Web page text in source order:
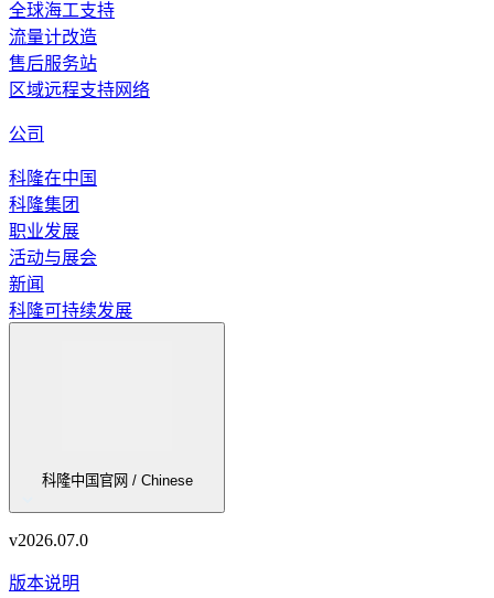
全球海工支持
流量计改造
售后服务站
区域远程支持网络
公司
科隆在中国
科隆集团
职业发展
活动与展会
新闻
科隆可持续发展
科隆中国官网 / Chinese
v2026.07.0
版本说明